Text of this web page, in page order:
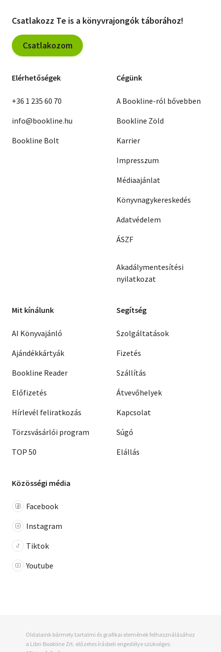
Csatlakozz Te is a könyvrajongók táborához!
Csatlakozom
Elérhetőségek
+36 1 235 60 70
info@bookline.hu
Bookline Bolt
Cégünk
A Bookline-ról bővebben
Bookline Zöld
Karrier
Impresszum
Médiaajánlat
Könyvnagykereskedés
Adatvédelem
ÁSZF
Akadálymentesítési
nyilatkozat
Mit kínálunk
AI Könyvajánló
Ajándékkártyák
Bookline Reader
Előfizetés
Hírlevél feliratkozás
Törzsvásárlói program
TOP 50
Segítség
Szolgáltatások
Fizetés
Szállítás
Átvevőhelyek
Kapcsolat
Súgó
Elállás
Közösségi média
Facebook
Instagram
Tiktok
Youtube
Oldalaink bármely tartalmi és grafikai elemének felhasználásához
a Libri-Bookline Zrt. előzetes írásbeli engedélye szükséges.